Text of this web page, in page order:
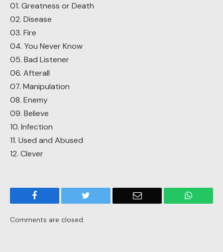
01. Greatness or Death
02. Disease
03. Fire
04. You Never Know
05. Bad Listener
06. Afterall
07. Manipulation
08. Enemy
09. Believe
10. Infection
11. Used and Abused
12. Clever
Email
Comments are closed.